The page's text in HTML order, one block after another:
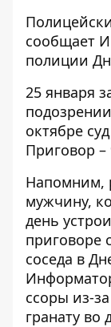
сообщает
полиции
25 января
октябре
Приговор
Напомним,
мужчину,
день
приговоре
соседа в
ссоры из-
гранату во